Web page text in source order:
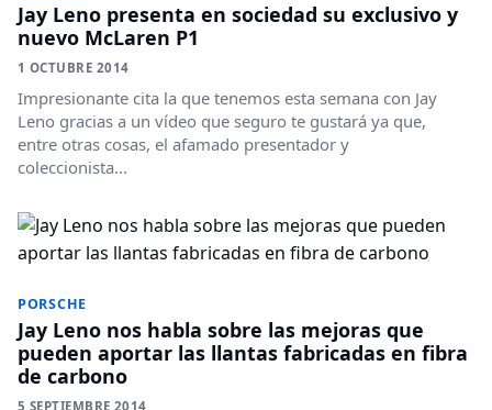
Jay Leno presenta en sociedad su exclusivo y
nuevo McLaren P1
1 OCTUBRE 2014
Impresionante cita la que tenemos esta semana con Jay
Leno gracias a un vídeo que seguro te gustará ya que,
entre otras cosas, el afamado presentador y
coleccionista...
PORSCHE
Jay Leno nos habla sobre las mejoras que
pueden aportar las llantas fabricadas en fibra
de carbono
5 SEPTIEMBRE 2014